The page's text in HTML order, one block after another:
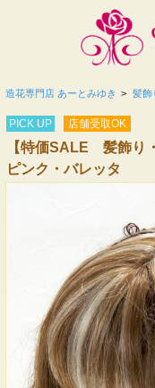
造花専門店 あーとみゆき > 髪飾
PICK UP 店舗受取OK
【特価SALE 髪飾り
ピンク・バレッタ